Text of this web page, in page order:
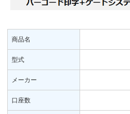
商品名
型式
メーカー
口座数